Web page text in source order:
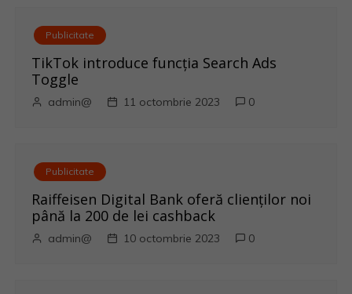
Publicitate
TikTok introduce funcția Search Ads
Toggle
admin@ 11 octombrie 2023 0
Publicitate
Raiffeisen Digital Bank oferă clienților noi
până la 200 de lei cashback
admin@ 10 octombrie 2023 0